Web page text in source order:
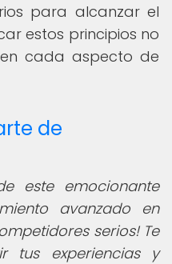
para alcanzar el
estos principios no
cada aspecto de
de
este emocionante
avanzado en
serios! Te
tus experiencias y